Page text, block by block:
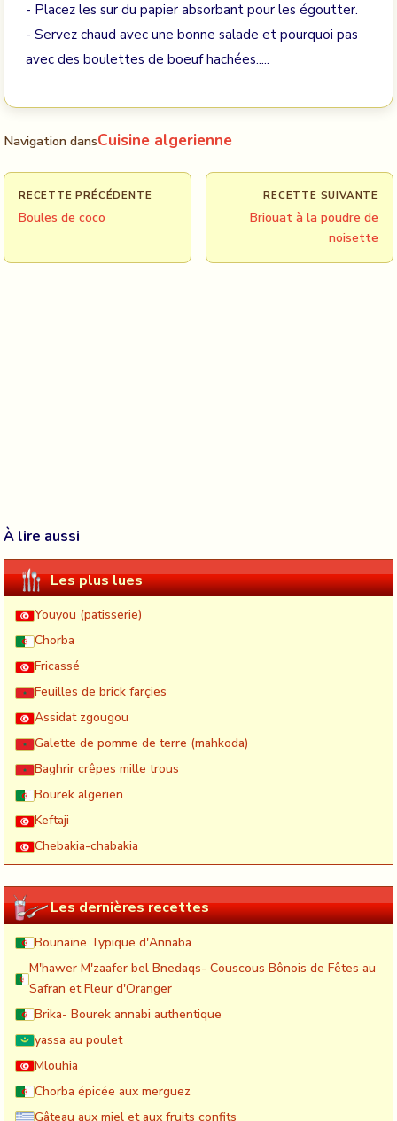
- Placez les sur du papier absorbant pour les égoutter.
- Servez chaud avec une bonne salade et pourquoi pas
avec des boulettes de boeuf hachées.....
Navigation dansCuisine algerienne
RECETTE PRÉCÉDENTE
Boules de coco
RECETTE SUIVANTE
Briouat à la poudre de
noisette
À lire aussi
Les plus lues
Youyou (patisserie)
Chorba
Fricassé
Feuilles de brick farçies
Assidat zgougou
Galette de pomme de terre (mahkoda)
Baghrir crêpes mille trous
Bourek algerien
Keftaji
Chebakia-chabakia
Les dernières recettes
Bounaïne Typique d'Annaba
M'hawer M'zaafer bel Bnedaqs- Couscous Bônois de Fêtes au
Safran et Fleur d'Oranger
Brika- Bourek annabi authentique
yassa au poulet
Mlouhia
Chorba épicée aux merguez
Gâteau aux miel et aux fruits confits